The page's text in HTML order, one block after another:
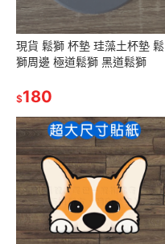
現貨 鬆獅 杯墊 珪藻土杯墊 鬆
獅周邊 極道鬆獅 黑道鬆獅
$180